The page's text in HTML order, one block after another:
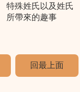
特殊姓氏以及姓氏
所帶來的趣事
回最上面